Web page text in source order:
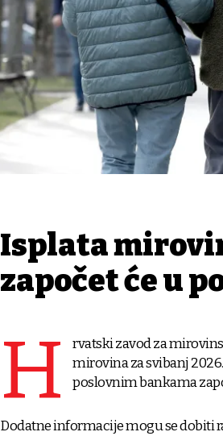
Isplata
započet će u
H
rvatski zavod za
mirovina za svibanj
poslovnim bankama
Dodatne informacije mogu se dobiti